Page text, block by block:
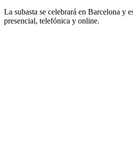
La subasta se celebrará en Barcelona y
presencial, telefónica y online.